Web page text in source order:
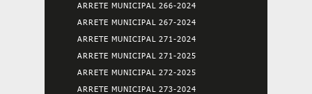
ARRETE MUNICIPAL 266-2024
ARRETE MUNICIPAL 267-2024
ARRETE MUNICIPAL 271-2024
ARRETE MUNICIPAL 271-2025
ARRETE MUNICIPAL 272-2025
ARRETE MUNICIPAL 273-2024